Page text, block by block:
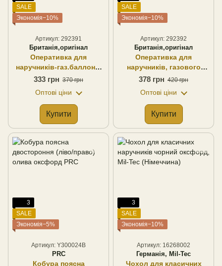
SALE
Экономія−10%
Артикул: 292391
Британія,оригінал
Оперативка для
наручників-газ.баллона-
телескопа-klick fast-
(Британія)
333 грн 370 грн
Оптові ціни
Купити
SALE
Экономія−10%
Артикул: 292392
Британія,оригінал
Оперативка для
наручників, газового
балончика та телескопа,
(Британія)
378 грн 420 грн
Оптові ціни
Купити
3
SALE
Экономія−5%
Артикул: Y300024B
PRC
Кобура поясна
3
SALE
Экономія−10%
Артикул: 16268002
Германія, Mil-Tec
Чохол для класичних